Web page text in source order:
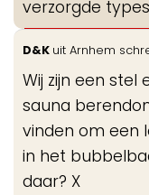
verzorgde
D&K uit Arnhem
Wij zijn een
sauna
vinden om een
in het
daar? X